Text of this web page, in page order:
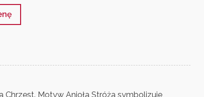
Chrzest. Motyw Anioła Stróża symbolizuje